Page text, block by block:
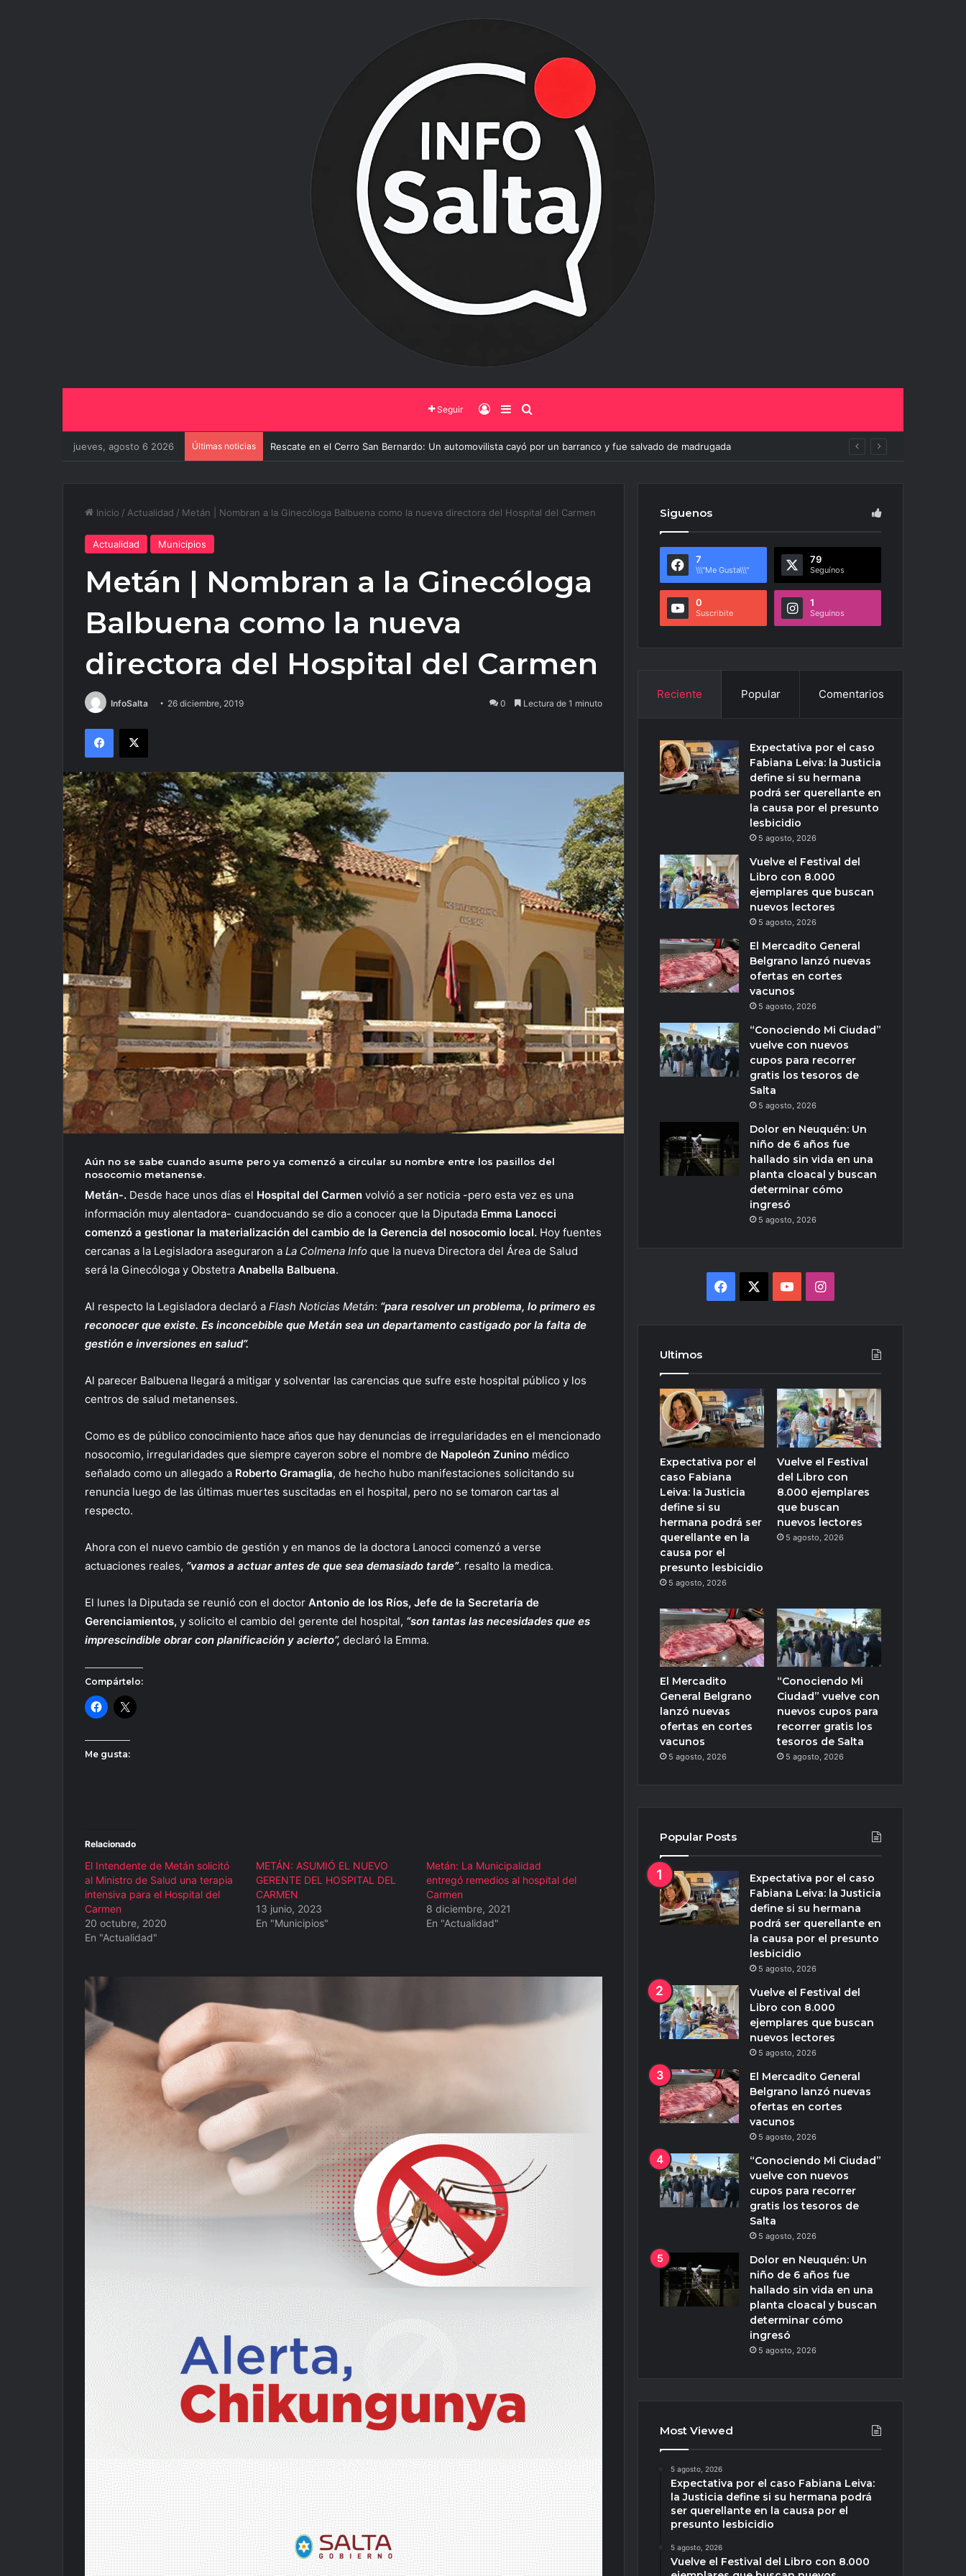
Seguir Iniciar Sesión
Barra Lateral
jueves, agosto 6 2026 Últimas noticias El Gobierno de Salta y la Policía Federal avanzan con nuevas medidas contra el delito
Inicio / Actualidad / Metán | Nombran a la Ginecóloga Balbuena como la nueva directora del Hospital del Carmen
Actualidad Municipios
Metán | Nombran a la Ginecóloga
Balbuena como la nueva
directora del Hospital del Carmen
InfoSalta 26 diciembre, 2019 0 Lectura de 1 minuto
Facebook
X
Aún no se sabe cuando asume pero ya comenzó a circular su nombre entre los pasillos del
nosocomio metanense.
Metán-. Desde hace unos días el Hospital del Carmen volvió a ser noticia -pero esta vez es una
información muy alentadora- cuandocuando se dio a conocer que la Diputada Emma Lanocci
comenzó a gestionar la materialización del cambio de la Gerencia del nosocomio local. Hoy fuentes
cercanas a la Legisladora aseguraron a La Colmena Info que la nueva Directora del Área de Salud
será la Ginecóloga y Obstetra Anabella Balbuena.
Al respecto la Legisladora declaró a Flash Noticias Metán: “para resolver un problema, lo primero es
reconocer que existe. Es inconcebible que Metán sea un departamento castigado por la falta de
gestión e inversiones en salud”.
Al parecer Balbuena llegará a mitigar y solventar las carencias que sufre este hospital público y los
centros de salud metanenses.
Como es de público conocimiento hace años que hay denuncias de irregularidades en el mencionado
nosocomio, irregularidades que siempre cayeron sobre el nombre de Napoleón Zunino médico
señalado como un allegado a Roberto Gramaglia, de hecho hubo manifestaciones solicitando su
renuncia luego de las últimas muertes suscitadas en el hospital, pero no se tomaron cartas al
respecto.
Ahora con el nuevo cambio de gestión y en manos de la doctora Lanocci comenzó a verse
actuaciones reales, “vamos a actuar antes de que sea demasiado tarde”. resalto la medica.
El lunes la Diputada se reunió con el doctor Antonio de los Ríos, Jefe de la Secretaría de
Gerenciamientos, y solicito el cambio del gerente del hospital, “son tantas las necesidades que es
imprescindible obrar con planificación y acierto”, declaró la Emma.
Compártelo:
Me gusta:
Relacionado
El Intendente de Metán solicitó
al Ministro de Salud una terapia
intensiva para el Hospital del
Carmen
20 octubre, 2020
En "Actualidad"
METÁN: ASUMIÓ EL NUEVO
GERENTE DEL HOSPITAL DEL
CARMEN
13 junio, 2023
En "Municipios"
Metán: La Municipalidad
entregó remedios al hospital del
Carmen
8 diciembre, 2021
En "Actualidad"
Siguenos
7
\\\"Me Gusta\\\"
79
Seguínos
0
Suscribite
1
Seguínos
Reciente Popular Comentarios
Expectativa por el caso
Fabiana Leiva: la Justicia
define si su hermana
podrá ser querellante en
la causa por el presunto
lesbicidio
5 agosto, 2026
Vuelve el Festival del
Libro con 8.000
ejemplares que buscan
nuevos lectores
5 agosto, 2026
El Mercadito General
Belgrano lanzó nuevas
ofertas en cortes
vacunos
5 agosto, 2026
“Conociendo Mi Ciudad”
vuelve con nuevos
cupos para recorrer
gratis los tesoros de
Salta
5 agosto, 2026
Dolor en Neuquén: Un
niño de 6 años fue
hallado sin vida en una
planta cloacal y buscan
determinar cómo
ingresó
5 agosto, 2026
Facebook YouTubeInstagram
Ultimos
Expectativa por el
caso Fabiana
Leiva: la Justicia
define si su
hermana podrá ser
querellante en la
causa por el
presunto lesbicidio
5 agosto, 2026
Vuelve el Festival
del Libro con
8.000 ejemplares
que buscan
nuevos lectores
5 agosto, 2026
El Mercadito
General Belgrano
lanzó nuevas
ofertas en cortes
vacunos
5 agosto, 2026
“Conociendo Mi
Ciudad” vuelve con
nuevos cupos para
recorrer gratis los
tesoros de Salta
5 agosto, 2026
Popular Posts
Expectativa por el caso
Fabiana Leiva: la Justicia
define si su hermana
podrá ser querellante en
la causa por el presunto
lesbicidio
5 agosto, 2026
Vuelve el Festival del
Libro con 8.000
ejemplares que buscan
nuevos lectores
5 agosto, 2026
El Mercadito General
Belgrano lanzó nuevas
ofertas en cortes
vacunos
5 agosto, 2026
“Conociendo Mi Ciudad”
vuelve con nuevos
cupos para recorrer
gratis los tesoros de
Salta
5 agosto, 2026
Dolor en Neuquén: Un
niño de 6 años fue
hallado sin vida en una
planta cloacal y buscan
determinar cómo
ingresó
5 agosto, 2026
Most Viewed
5 agosto, 2026
Expectativa por el caso Fabiana Leiva:
la Justicia define si su hermana podrá
ser querellante en la causa por el
presunto lesbicidio
5 agosto, 2026
Vuelve el Festival del Libro con 8.000